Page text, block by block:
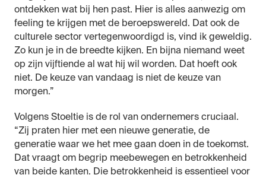
ontdekken wat bij hen past. Hier is alles aanwezig om
feeling te krijgen met de beroepswereld. Dat ook de
culturele sector vertegenwoordigd is, vind ik geweldig.
Zo kun je in de breedte kijken. En bijna niemand weet
op zijn vijftiende al wat hij wil worden. Dat hoeft ook
niet. De keuze van vandaag is niet de keuze van
morgen.”
Volgens Stoeltie is de rol van ondernemers cruciaal.
“Zij praten hier met een nieuwe generatie, de
generatie waar we het mee gaan doen in de toekomst.
Dat vraagt om begrip meebewegen en betrokkenheid
van beide kanten. Die betrokkenheid is essentieel voor